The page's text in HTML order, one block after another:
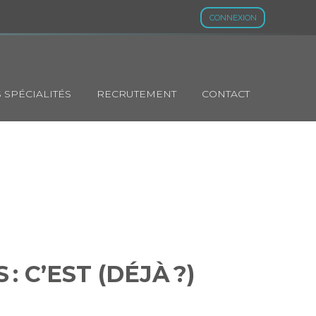
CONNEXION
SPÉCIALITÉS RECRUTEMENT CONTACT
C’EST (DÉJÀ ?)